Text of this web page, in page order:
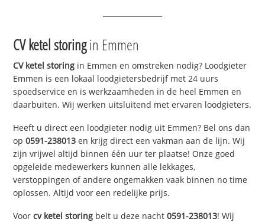
CV ketel storingin Emmen
CV ketel storing in Emmen en omstreken nodig? Loodgieter
Emmen is een lokaal loodgietersbedrijf met 24 uurs
spoedservice en is werkzaamheden in de heel Emmen en
daarbuiten. Wij werken uitsluitend met ervaren loodgieters.
Heeft u direct een loodgieter nodig uit Emmen? Bel ons dan
op0591-238013 en krijg direct een vakman aan de lijn. Wij
zijn vrijwel altijd binnen één uur ter plaatse! Onze goed
opgeleide medewerkers kunnen alle lekkages,
verstoppingen of andere ongemakken vaak binnen no time
oplossen. Altijd voor een redelijke prijs.
Voorcv ketel storing belt u deze nacht0591-238013! Wij